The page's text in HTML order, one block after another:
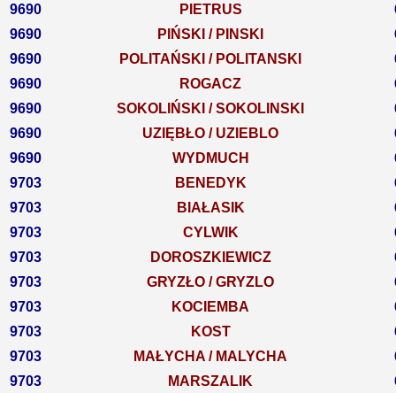
9690
PIETRUS
9690
PIŃSKI / PINSKI
9690
POLITAŃSKI / POLITANSKI
9690
ROGACZ
9690
SOKOLIŃSKI / SOKOLINSKI
9690
UZIĘBŁO / UZIEBLO
9690
WYDMUCH
9703
BENEDYK
9703
BIAŁASIK
9703
CYLWIK
9703
DOROSZKIEWICZ
9703
GRYZŁO / GRYZLO
9703
KOCIEMBA
9703
KOST
9703
MAŁYCHA / MALYCHA
9703
MARSZALIK